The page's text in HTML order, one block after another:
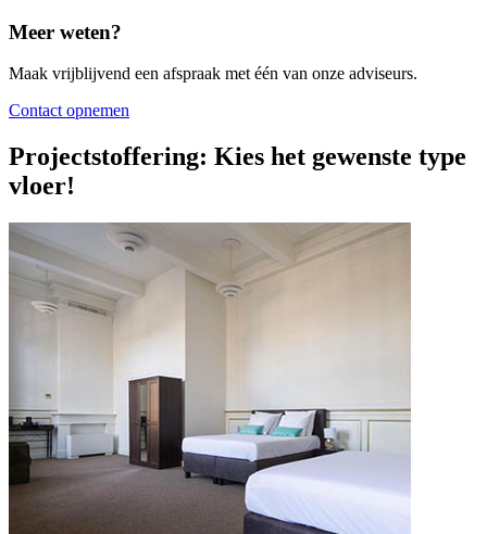
Meer weten?
Maak vrijblijvend een afspraak met één van onze adviseurs.
Contact opnemen
Projectstoffering: Kies het gewenste type
vloer!